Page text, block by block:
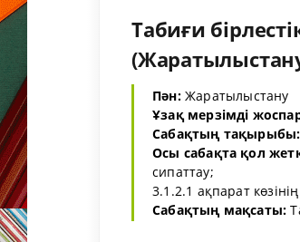
Табиғи
Пән:Жаратылыстану
Ұзақ мерзімді
Сабақтың тақырыбы:
Осы сабақта қол
сипаттау;
3.1.2.1 ақпарат
Сабақтың мақсаты: